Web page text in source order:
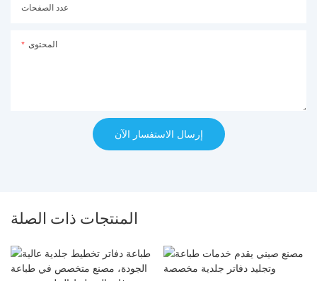
عدد الصفحات
المحتوى
إرسال الاستفسار الآن
المنتجات ذات الصلة